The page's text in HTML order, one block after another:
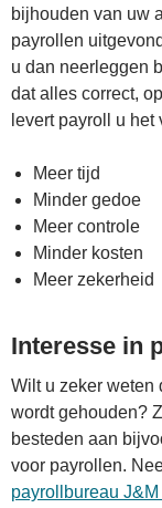
bijhouden van uw
payrollen
u dan neerleggen
dat alles correct,
levert payroll u het
Meer tijd
Minder gedoe
Meer controle
Minder kosten
Meer zekerheid
Interesse in
Wilt u zeker weten
wordt gehouden?
besteden aan
voor payrollen.
payrollbureau